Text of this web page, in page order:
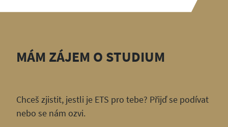
MÁM ZÁJEM O STUDIUM
Chceš zjistit, jestli je ETS pro tebe? Přijď se podívat
nebo se nám ozvi.